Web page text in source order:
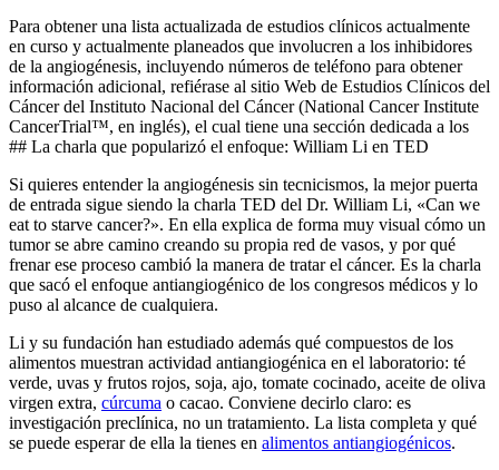
Para obtener una lista actualizada de estudios clínicos actualmente
en curso y actualmente planeados que involucren a los inhibidores
de la angiogénesis, incluyendo números de teléfono para obtener
información adicional, refiérase al sitio Web de Estudios Clínicos del
Cáncer del Instituto Nacional del Cáncer (National Cancer Institute
CancerTrial™, en inglés), el cual tiene una sección dedicada a los
## La charla que popularizó el enfoque: William Li en TED
Si quieres entender la angiogénesis sin tecnicismos, la mejor puerta
de entrada sigue siendo la charla TED del Dr. William Li, «Can we
eat to starve cancer?». En ella explica de forma muy visual cómo un
tumor se abre camino creando su propia red de vasos, y por qué
frenar ese proceso cambió la manera de tratar el cáncer. Es la charla
que sacó el enfoque antiangiogénico de los congresos médicos y lo
puso al alcance de cualquiera.
Li y su fundación han estudiado además qué compuestos de los
alimentos muestran actividad antiangiogénica en el laboratorio: té
verde, uvas y frutos rojos, soja, ajo, tomate cocinado, aceite de oliva
virgen extra, cúrcuma o cacao. Conviene decirlo claro: es
investigación preclínica, no un tratamiento. La lista completa y qué
se puede esperar de ella la tienes en alimentos antiangiogénicos.